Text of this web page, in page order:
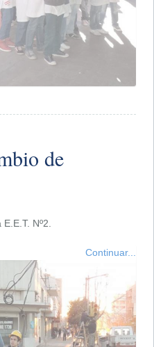
de
Nº2.
Continuar...